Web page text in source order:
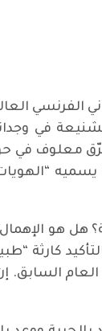
الفرنسي
في
معلوف في
“الهويات
هو
كارثة
السابق.